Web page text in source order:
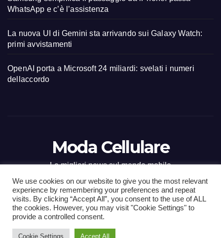
WhatsApp e c’è l’assistenza
La nuova UI di Gemini sta arrivando sui Galaxy Watch:
primi avvistamenti
OpenAI porta a Microsoft 24 miliardi: svelati i numeri
dellaccordo
Moda Cellulare
Le migliori news sul mondo mobile
Proudly powered by WordPress| Tema: Newsup diThemeansar
We use cookies on our website to give you the most relevant
experience by remembering your preferences and repeat
visits. By clicking “Accept All”, you consent to the use of ALL
the cookies. However, you may visit "Cookie Settings" to
provide a controlled consent.
Cookie Settings Accept All